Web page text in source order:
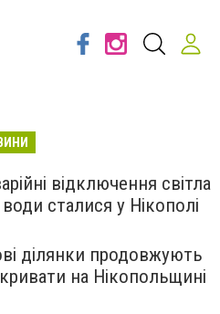
відключення світла
води сталися у Нікополі
ділянки продовжують
на Нікопольщині